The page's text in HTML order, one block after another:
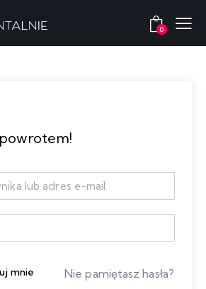
0
mnie Nie pamiętasz hasła?